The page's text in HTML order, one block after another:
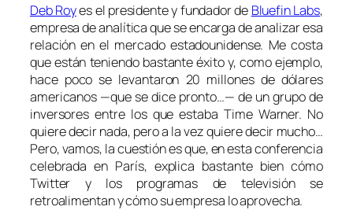
Deb Royes el presidente y fundador de Bluefin Labs,
empresa de analítica que se encarga de analizar esa
relación en el mercado estadounidense. Me costa
que están teniendo bastante éxito y, como ejemplo,
hace poco se levantaron 20 millones de dólares
americanos —que se dice pronto…— de un grupo de
inversores entre los que estaba Time Warner. No
quiere decir nada, pero a la vez quiere decir mucho…
Pero, vamos, la cuestión es que, en esta conferencia
celebrada en París, explica bastante bien cómo
Twitter y los programas de televisión se
retroalimentan y cómo su empresa lo aprovecha.